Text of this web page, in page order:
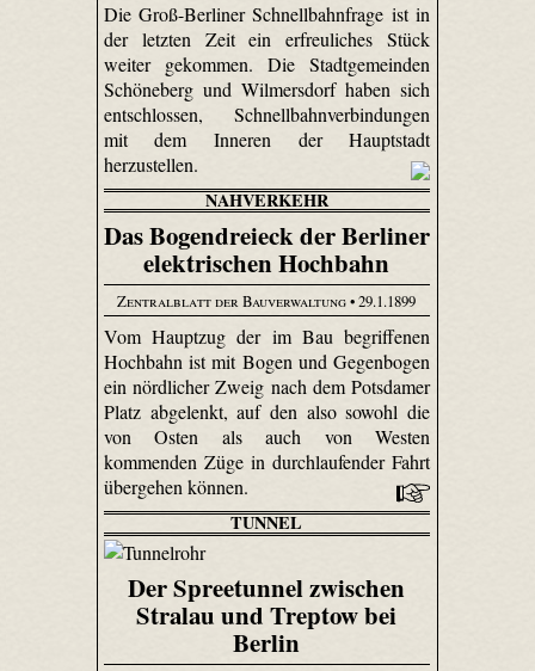
Die Groß-Berliner Schnellbahnfrage ist in
der letzten Zeit ein erfreuliches Stück
weiter gekommen. Die Stadtgemeinden
Schöneberg und Wilmersdorf haben sich
entschlossen, Schnellbahnverbindungen
mit dem Inneren der Hauptstadt
herzustellen.
NAHVERKEHR
Das Bogendreieck der Berliner
elektrischen Hochbahn
Zentralblatt der Bauverwaltung• 29.1.1899
Vom Hauptzug der im Bau begriffenen
Hochbahn ist mit Bogen und Gegenbogen
ein nördlicher Zweig nach dem Potsdamer
Platz abgelenkt, auf den also sowohl die
von Osten als auch von Westen
kommenden Züge in durchlaufender Fahrt
übergehen können.
TUNNEL
Der Spreetunnel zwischen
Stralau und Treptow bei
Berlin